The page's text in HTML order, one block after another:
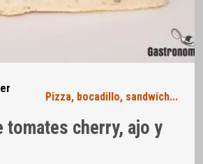
Pizza, bocadillo, sandwich...
tomates cherry, ajo y